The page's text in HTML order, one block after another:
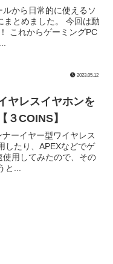
から日常的に使えるソ
まとめました。 今回は動
これからゲーミングPC
2023.05.12
ヤレスイヤホンを
３COINS】
ーイヤー型ワイヤレス
したり、APEXなどでゲ
用してみたので、その
...